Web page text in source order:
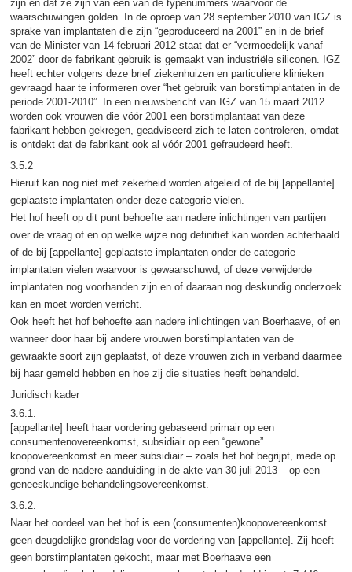
zijn en dat ze zijn van één van de typenummers waarvoor de
waarschuwingen golden. In de oproep van 28 september 2010 van IGZ is
sprake van implantaten die zijn “geproduceerd na 2001” en in de brief
van de Minister van 14 februari 2012 staat dat er “vermoedelijk vanaf
2002” door de fabrikant gebruik is gemaakt van industriële siliconen. IGZ
heeft echter volgens deze brief ziekenhuizen en particuliere klinieken
gevraagd haar te informeren over “het gebruik van borstimplantaten in de
periode 2001-2010”. In een nieuwsbericht van IGZ van 15 maart 2012
worden ook vrouwen die vóór 2001 een borstimplantaat van deze
fabrikant hebben gekregen, geadviseerd zich te laten controleren, omdat
is ontdekt dat de fabrikant ook al vóór 2001 gefraudeerd heeft.
3.5.2
Hieruit kan nog niet met zekerheid worden afgeleid of de bij [appellante]
geplaatste implantaten onder deze categorie vielen.
Het hof heeft op dit punt behoefte aan nadere inlichtingen van partijen
over de vraag of en op welke wijze nog definitief kan worden achterhaald
of de bij [appellante] geplaatste implantaten onder de categorie
implantaten vielen waarvoor is gewaarschuwd, of deze verwijderde
implantaten nog voorhanden zijn en of daaraan nog deskundig onderzoek
kan en moet worden verricht.
Ook heeft het hof behoefte aan nadere inlichtingen van Boerhaave, of en
wanneer door haar bij andere vrouwen borstimplantaten van de
gewraakte soort zijn geplaatst, of deze vrouwen zich in verband daarmee
bij haar gemeld hebben en hoe zij die situaties heeft behandeld.
Juridisch kader
3.6.1.
[appellante] heeft haar vordering gebaseerd primair op een
consumentenovereenkomst, subsidiair op een “gewone”
koopovereenkomst en meer subsidiair – zoals het hof begrijpt, mede op
grond van de nadere aanduiding in de akte van 30 juli 2013 – op een
geneeskundige behandelingsovereenkomst.
3.6.2.
Naar het oordeel van het hof is een (consumenten)koopovereenkomst
geen deugdelijke grondslag voor de vordering van [appellante]. Zij heeft
geen borstimplantaten gekocht, maar met Boerhaave een